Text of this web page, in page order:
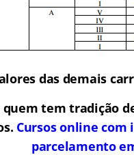
das demais
quem tem tradição
Cursos online
parcelamento